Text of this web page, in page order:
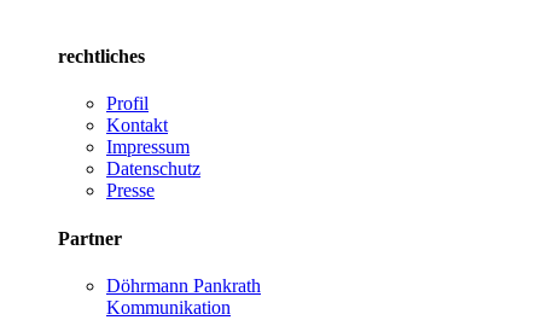
rechtliches
Profil
Kontakt
Impressum
Datenschutz
Presse
Partner
Döhrmann Pankrath
Kommunikation